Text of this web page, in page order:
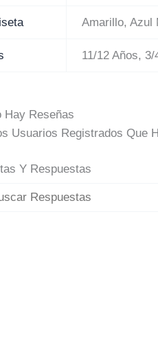
Amarillo, Azul
11/12 Años,
Hay Reseñas
Usuarios Registrados Que
Y Respuestas